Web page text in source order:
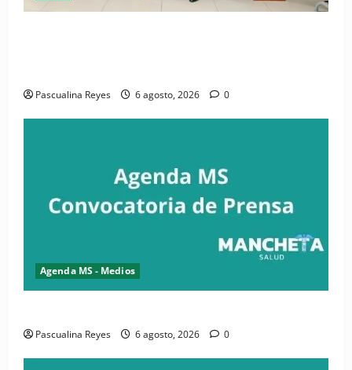
Pascualina Reyes 6 agosto, 2026 0
Agenda MS - Medios
Pascualina Reyes 6 agosto, 2026 0